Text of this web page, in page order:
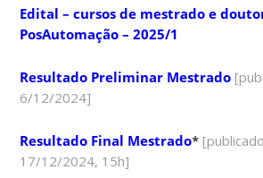
Edital – cursos de mestrado e
PosAutomação – 2025/1
Resultado Preliminar Mestrado
6/12/2024]
Resultado Final Mestrado*
17/12/2024, 15h]